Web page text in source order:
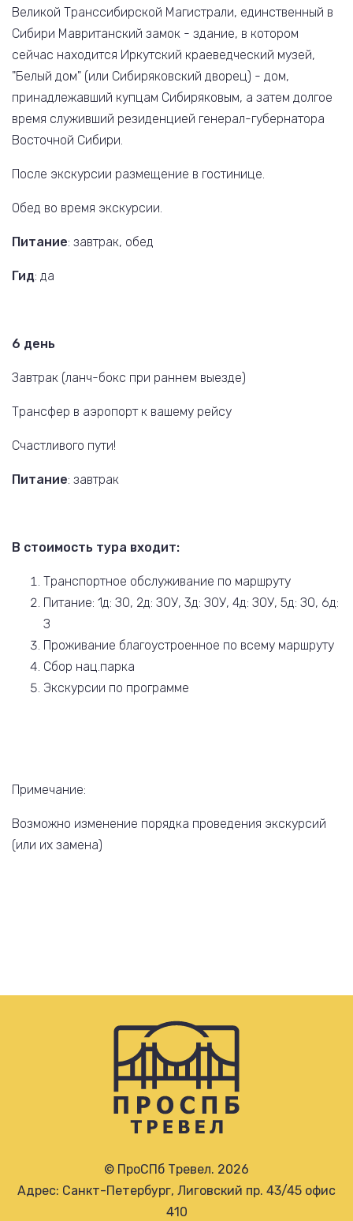
Великой Транссибирской Магистрали, единственный в
Сибири Мавританский замок - здание, в котором
сейчас находится Иркутский краеведческий музей,
"Белый дом" (или Сибиряковский дворец) - дом,
принадлежавший купцам Сибиряковым, а затем долгое
время служивший резиденцией генерал-губернатора
Восточной Сибири.
После экскурсии размещение в гостинице.
Обед во время экскурсии.
Питание: завтрак, обед
Гид: да
6 день
Завтрак (ланч-бокс при раннем выезде)
Трансфер в аэропорт к вашему рейсу
Счастливого пути!
Питание: завтрак
В стоимость тура входит:
Транспортное обслуживание по маршруту
Питание: 1д: ЗО, 2д: ЗОУ, 3д: ЗОУ, 4д: ЗОУ, 5д: ЗО, 6д:
З
Проживание благоустроенное по всему маршруту
Сбор нац.парка
Экскурсии по программе
Примечание:
Возможно изменение порядка проведения экскурсий
(или их замена)
© ПроСПб Тревел. 2026
Адрес: Санкт-Петербург, Лиговский пр. 43/45 офис
410